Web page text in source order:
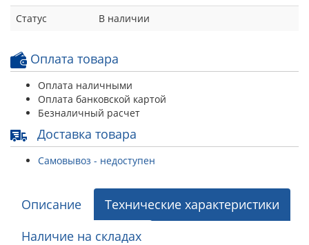
Статус
В наличии
Оплата товара
Оплата наличными
Оплата банковской картой
Безналичный расчет
Доставка товара
Самовывоз - недоступен
Описание
Технические характеристики
Наличие на складах